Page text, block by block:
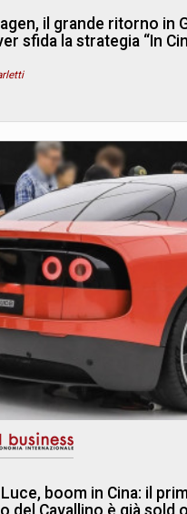
il grande ritorno in
sfida la strategia “In
boom in Cina: il